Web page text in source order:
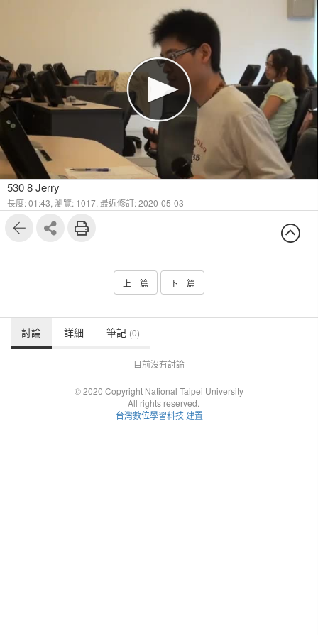
530 8 Jerry
長度: 01:43, 瀏覽: 1017, 最近修訂: 2020-05-03
上一篇 下一篇
討論 詳細 筆記 (0)
目前沒有討論
© 2020 Copyright National Taipei University
All rights reserved.
台灣數位學習科技 建置